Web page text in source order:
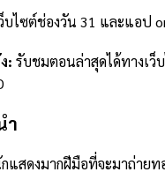
บไซต์ช่องวัน 31 และแอป
: รับชมตอนล่าสุดได้ทางเว็
ำ
แสดงมากฝีมือที่จะมาถ่ายท